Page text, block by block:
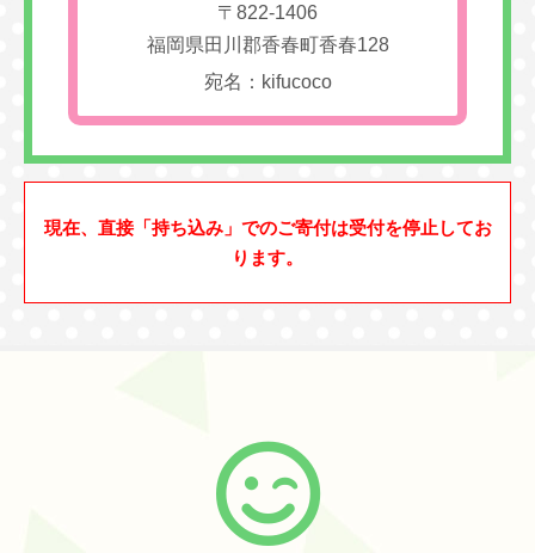
〒822-1406
福岡県田川郡香春町香春128
宛名：kifucoco
現在、直接「持ち込み」でのご寄付は受付を停止してお
ります。